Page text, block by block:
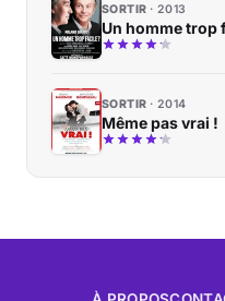
SORTIR 2013
Un homme trop
SORTIR 2014
Même pas vrai !